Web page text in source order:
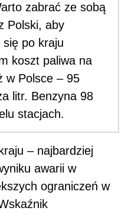
zabrać ze sobą
Polski, aby
się po kraju
koszt paliwa na
w Polsce – 95
litr. Benzyna 98
stacjach.
– najbardziej
awarii w
ograniczeń w